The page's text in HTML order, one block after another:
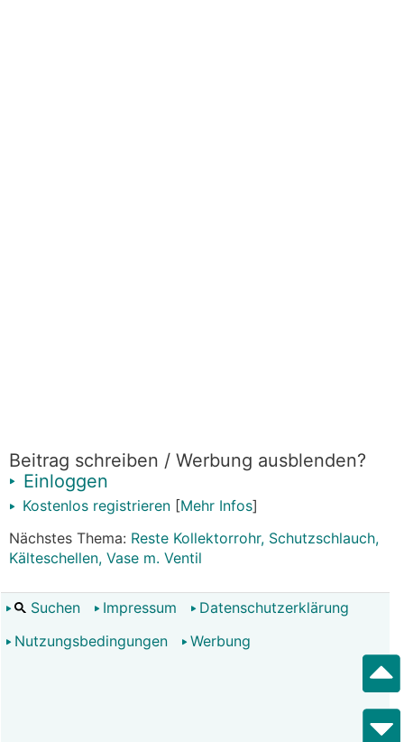
Beitrag schreiben / Werbung ausblenden?
Einloggen
Kostenlos registrieren [Mehr Infos]
Nächstes Thema: Reste Kollektorrohr, Schutzschlauch,
Kälteschellen, Vase m. Ventil
Suchen Impressum
Datenschutzerklärung
Nutzungsbedingungen
Werbung